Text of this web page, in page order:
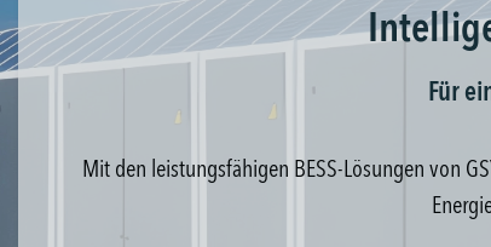
Für
Mit den leistungsfähigen BESS-Lösungen von